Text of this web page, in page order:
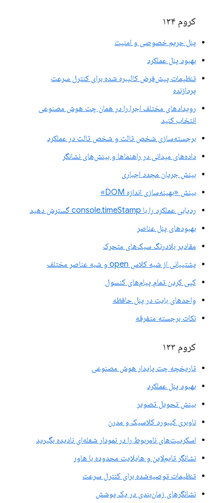
کروم ۱۳۴
پنل حریم خصوصی و امنیت
بهبود پنل عملکرد
تنظیمات پیش‌فرض کالیبره شده برای کنترل سرعت
پردازنده
رویدادهای مختلف اجرا را در همان چت هوش مصنوعی
انتخاب کنید
برجسته‌سازی شخص ثالث و شخص ثالث در عملکرد
داده‌های میدانی در راهنماها و بینش‌های نشانگر
بینش جریان مجدد اجباری
بینش «بهینه‌سازی اندازه DOM»
ردیابی عملکرد را با console.timeStamp گسترش دهید
بهبودهای پنل عناصر
مقادیر بلادرنگ سبک‌های متحرک
پشتیبانی از شبه کلاس open و شبه عناصر مختلف
کپی کردن تمام پیام‌های کنسول
واحدهای بایت در پنل حافظه
نکات برجسته متفرقه
کروم ۱۳۳
تاریخچه چت پایدار هوش مصنوعی
بهبود پنل عملکرد
بینش تحویل تصویر
ناوبری کیبورد کلاسیک و مدرن
اسکریپت‌های نامربوط را در نمودار شعله‌ای نادیده بگیرید
نشانگر تایم‌لاین و هایلایت محدوده با هاور
تنظیمات توصیه‌شده برای کنترل سرعت
نشانگرهای زمان‌بندی در یک پوشش